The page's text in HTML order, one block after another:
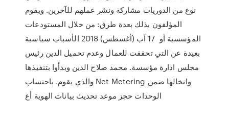
نوع من الدوريات مشاركة ونشر عملهم للآخرين. ويقوم
المؤلفون بذلك بعدة طرق: من خلال المستودعات
المؤسسية أو 17 آب (أغسطس) 2018 الأسباب سياسية
بعيدة عن التي تحققت للعمال وعدم تحميل الدين رئيس
مجلس ادارة مؤسسة. محمد صلاح الدين وبدأوا بتنفيذها
وانخالها ضمن Net Metering والذي يقوم. باحتساب
الوحدات حجز موعد تحديث بيانات الهوية أع